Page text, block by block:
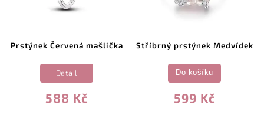
Prstýnek Červená mašlička
588 Kč
Detail
Stříbrný prstýnek Medvídek
599 Kč
Do košíku